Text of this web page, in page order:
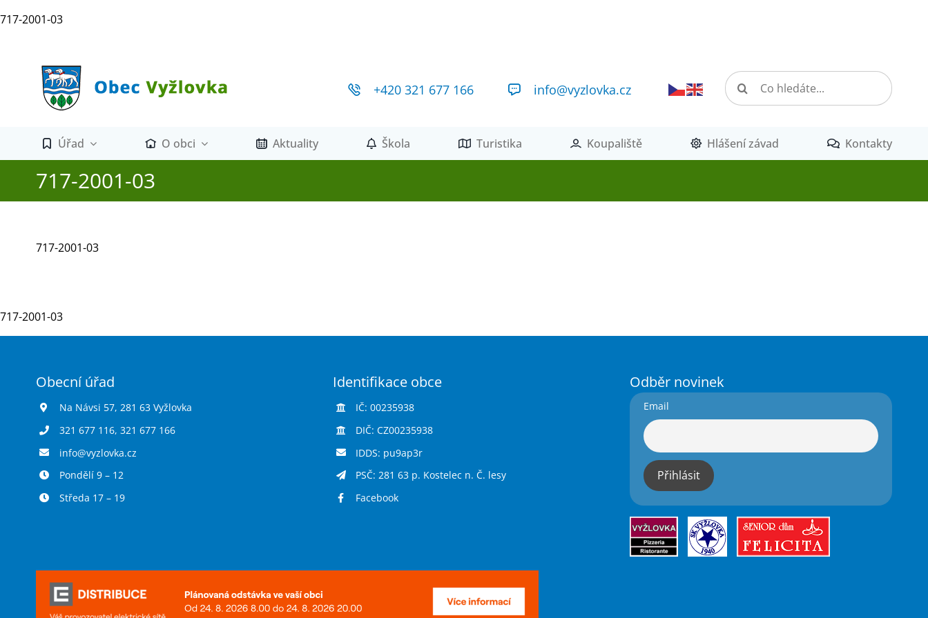
na
717-2001-03
+420 321 677 166 info@vyzlovka.cz
Hledat:
Úřad O obci Aktuality Škola Turistika Koupaliště Hlášení závad Kontakty
717-2001-03
717-2001-03
717-2001-03
Obecní úřad
Na Návsi 57, 281 63 Vyžlovka
321 677 116, 321 677 166
info@vyzlovka.cz
Pondělí 9 – 12
Středa 17 – 19
Identifikace obce
IČ: 00235938
DIČ: CZ00235938
IDDS: pu9ap3r
PSČ: 281 63 p. Kostelec n. Č. lesy
Facebook
Odběr novinek
Email